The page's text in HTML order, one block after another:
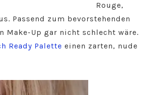
Rouge,
Passend zum bevorstehenden
Make-Up gar nicht schlecht wäre.
Ready Palette einen zarten, nude